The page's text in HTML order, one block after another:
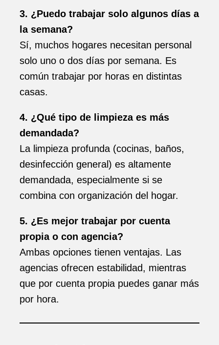
3. ¿Puedo trabajar solo algunos días a
la semana?
Sí, muchos hogares necesitan personal
solo uno o dos días por semana. Es
común trabajar por horas en distintas
casas.
4. ¿Qué tipo de limpieza es más
demandada?
La limpieza profunda (cocinas, baños,
desinfección general) es altamente
demandada, especialmente si se
combina con organización del hogar.
5. ¿Es mejor trabajar por cuenta
propia o con agencia?
Ambas opciones tienen ventajas. Las
agencias ofrecen estabilidad, mientras
que por cuenta propia puedes ganar más
por hora.